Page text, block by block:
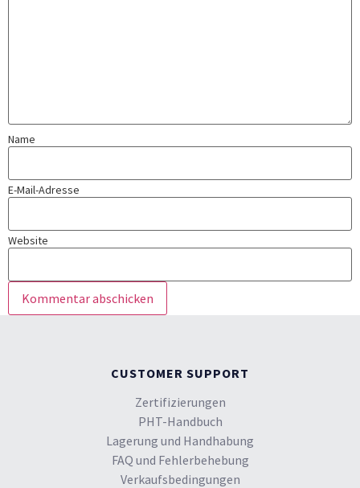
Name
E-Mail-Adresse
Website
CUSTOMER SUPPORT
Zertifizierungen
PHT-Handbuch
Lagerung und Handhabung
FAQ und Fehlerbehebung
Verkaufsbedingungen